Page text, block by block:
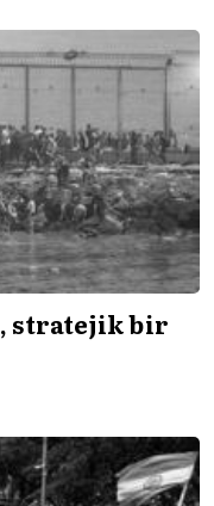
stratejik bir